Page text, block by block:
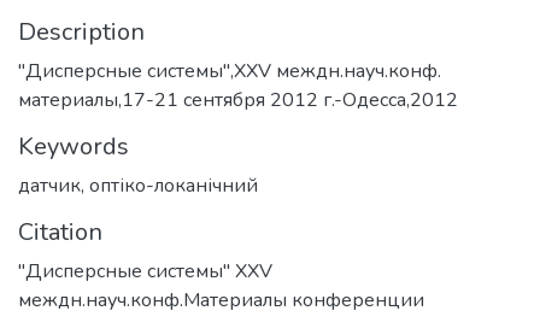
Description
"Дисперсные системы",XXV междн.науч.конф.
материалы,17-21 сентября 2012 г.-Одесса,2012
Keywords
датчик, оптіко-локанічний
Citation
"Дисперсные системы" XXV
междн.науч.конф.Материалы конференции